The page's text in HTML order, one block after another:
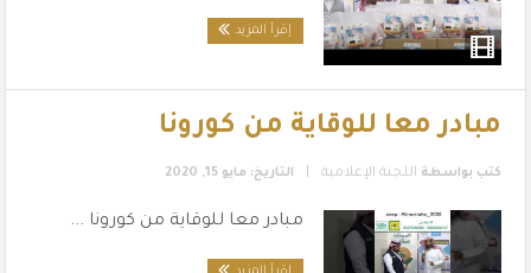
إقرأ المزيد
مبادر معا للوقاية من كورونا
كتب بواسطة اللجنة الإعلامية التاريخ: مايو 15, 2020
مبادر معا للوقاية من كورونا ...